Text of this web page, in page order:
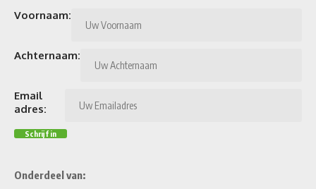
Voornaam:
Achternaam:
Email
adres:
Onderdeel van: